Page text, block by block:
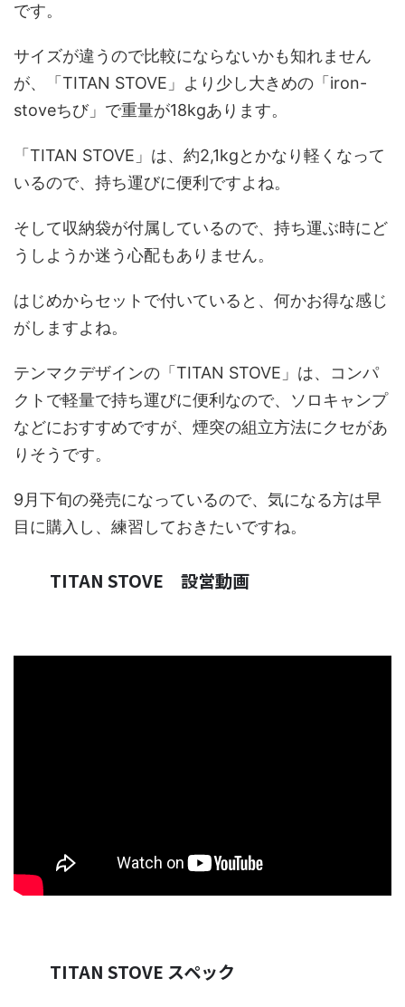
です。
サイズが違うので比較にならないかも知れません
が、「TITAN STOVE」より少し大きめの「iron-
stoveちび」で重量が18kgあります。
「TITAN STOVE」は、約2,1kgとかなり軽くなって
いるので、持ち運びに便利ですよね。
そして収納袋が付属しているので、持ち運ぶ時にど
うしようか迷う心配もありません。
はじめからセットで付いていると、何かお得な感じ
がしますよね。
テンマクデザインの「TITAN STOVE」は、コンパ
クトで軽量で持ち運びに便利なので、ソロキャンプ
などにおすすめですが、煙突の組立方法にクセがあ
りそうです。
9月下旬の発売になっているので、気になる方は早
目に購入し、練習しておきたいですね。
TITAN STOVE 設営動画
TITAN STOVE スペック